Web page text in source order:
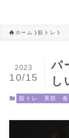
ホーム 筋トレ
パ
し
2023
10/15
筋トレ 美容